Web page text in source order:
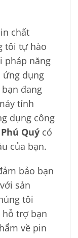
chất
tôi tự hào
pháp năng
ứng dụng
đang
tính
dụng công
Quý có
của bạn.
bảo bạn
sản
tôi
trợ bạn
về pin